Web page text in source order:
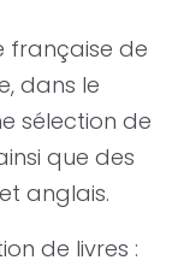
française de
dans le
sélection de
que des
anglais.
de livres :